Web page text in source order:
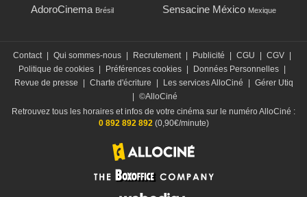
AdoroCinema Brésil Sensacine México Mexique
Contact | Qui sommes-nous | Recrutement | Publicité | CGU | CGV |
Politique de cookies | Préférences cookies | Données Personnelles |
Revue de presse
| Charte d'écriture | Les services AlloCiné | Gérer Utiq
| ©AlloCiné
Retrouvez tous les horaires et infos de votre cinéma sur le numéro AlloCiné :
0 892 892 892(0,90€/minute)